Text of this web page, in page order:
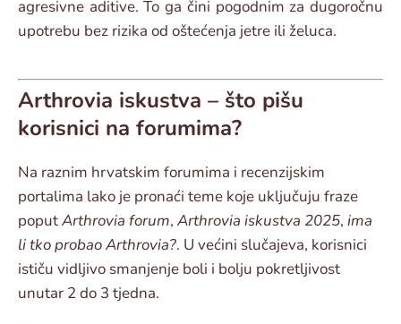
agresivne aditive. To ga čini pogodnim za dugoročnu
upotrebu bez rizika od oštećenja jetre ili želuca.
Arthrovia iskustva – što pišu
korisnici na forumima?
Na raznim hrvatskim forumima i recenzijskim
portalima lako je pronaći teme koje uključuju fraze
poputArthrovia forum, Arthrovia iskustva 2025, ima
li tko probao Arthrovia?. U većini slučajeva, korisnici
ističu vidljivo smanjenje boli i bolju pokretljivost
unutar 2 do 3 tjedna.